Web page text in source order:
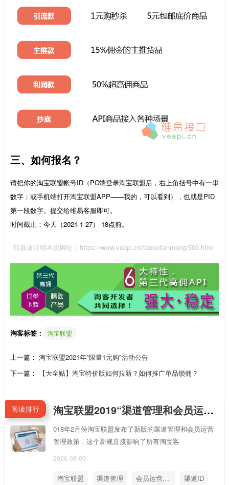
三、如何报名？
请把你的淘宝联盟帐号ID（PC端登录淘宝联盟后，右上角括号中有一串
数字；或手机端打开淘宝联盟APP——我的，可以看到），也就是PID
第一段数字。提交给维易客服即可。
时间截止：今天（2021-1-27） 18点前。
转载请注明本页网址： https://www.veapi.cn/taokelianmeng/509.html
淘客标签： 淘宝联盟
上一篇： 淘宝联盟2021年"限量1元购"活动公告
下一篇：
【大全贴】淘宝特价版如何拉新？如何推广单品锁佣？
阅读排行 淘宝联盟2019“渠道管理和会员运营管理”新规分享1：如何使用渠道ID和会员运营ID的API绑定客户
018年2月份淘宝联盟发布了新版的渠道管理和会员运营
管理政策，这个新规直接影响了所有淘宝客
2026-08-09
淘宝联盟 渠道管理 会员运营管理 渠道ID